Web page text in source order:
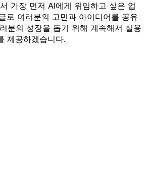
가장 먼저 AI에게 위임하고 싶은 업
로 여러분의 고민과 아이디어를 공유
분의 성장을 돕기 위해 계속해서 실용
제공하겠습니다.